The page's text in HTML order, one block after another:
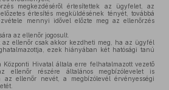
megkezdéséről értesítettek az ügyfelet, az
értesítés megküldésének tényét, továbbá
mennyi idővel előzte meg az ellenőrzés
az ellenőr jogosult.
ellenőr csak akkor kezdheti meg, ha az ügyfél
ezek hiányában két hatósági tanú
Hivatal általa erre felhatalmazott vezető
ellenőr részére általános megbízólevelet is
az ellenőr nevét, a megbízólevél érvényességi